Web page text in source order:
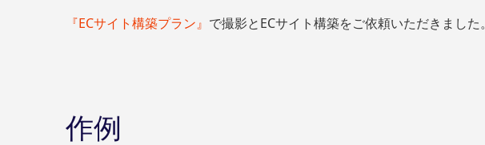
『ECサイト構築プラン』 で撮影とECサイト構築をご依頼いただきました。
作例